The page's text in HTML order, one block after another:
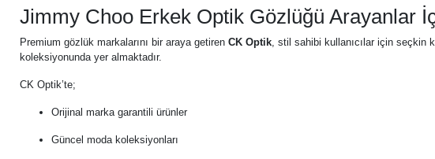
Jimmy Choo Erkek Optik Gözlüğü Arayanlar
Premium gözlük markalarını bir araya getiren CK Optik, stil sahibi kullanıcılar için seçkin
koleksiyonunda yer almaktadır.
CK Optik’te;
Orijinal marka garantili ürünler
Güncel moda koleksiyonları